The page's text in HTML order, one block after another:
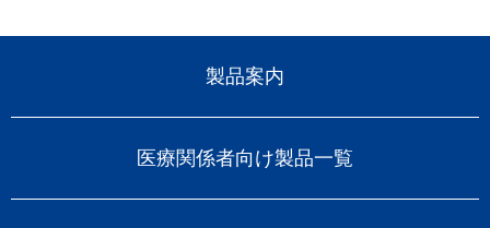
製品案内
医療関係者向け製品一覧